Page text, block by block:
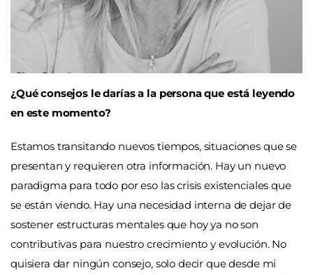
¿Qué consejos le darías a la persona que está leyendo
en este momento?
Estamos transitando nuevos tiempos, situaciones que se
presentan y requieren otra información. Hay un nuevo
paradigma para todo por eso las crisis existenciales que
se están viendo. Hay una necesidad interna de dejar de
sostener estructuras mentales que hoy ya no son
contributivas para nuestro crecimiento y evolución. No
quisiera dar ningún consejo, solo decir que desde mi